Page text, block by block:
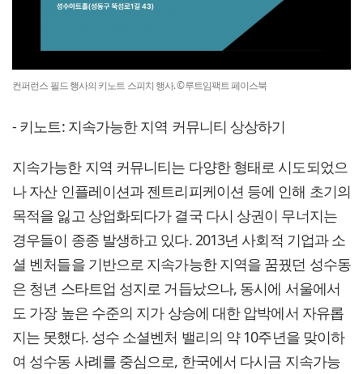
컨퍼런스 필드 행사의 키노트 스피치 행사. ©루트임팩트 페이스북
- 키노트: 지속가능한 지역 커뮤니티 상상하기
지속가능한 지역 커뮤니티는 다양한 형태로 시도되었으
나 자산 인플레이션과 젠트리피케이션 등에 인해 초기의
목적을 잃고 상업화되다가 결국 다시 상권이 무너지는
경우들이 종종 발생하고 있다. 2013년 사회적 기업과 소
셜 벤처들을 기반으로 지속가능한 지역을 꿈꿨던 성수동
은 청년 스타트업 성지로 거듭났으나, 동시에 서울에서
도 가장 높은 수준의 지가 상승에 대한 압박에서 자유롭
지는 못했다. 성수 소셜벤처 밸리의 약 10주년을 맞이하
여 성수동 사례를 중심으로, 한국에서 다시금 지속가능